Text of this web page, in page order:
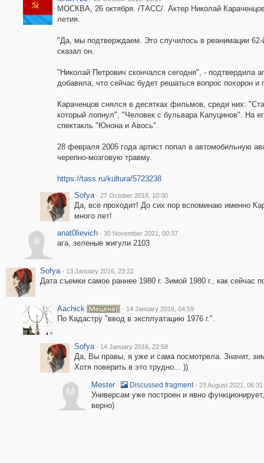
МОСКВА, 26 октября. /ТАСС/. Актер Николай
летия.
"Да, мы подтверждаем. Это случилось в реанимации
сказал он.
"Николай Петрович скончался сегодня", - подтвердила
добавила, что сейчас будет решаться вопрос похорон и
Караченцов снялся в десятках фильмов, среди них:
который лопнул", "Человек с бульвара Капуцинов". На
спектакль "Юнона и Авось".
28 февраля 2005 года артист попал в автомобильную
черепно-мозговую травму.
https://tass.ru/kultura/5723238
Sofya · 27 October 2018, 10:00
Да, все проходит! До сих пор вспоминаю именно
много лет!
a
anat0lievich · 30 November 2021, 00:37
ага, зеленые жигули 2103
Sofya · 13 January 2016, 23:22
Дата съемки самое раннее 1980 г. Зимой 1980 г., как сейчас
Aachick · 14 January 2016, 04:59
По Кадастру "ввод в эксплуатацию 1976 г.".
Sofya · 14 January 2016, 22:58
Да, Вы правы, я уже и сама посмотрела. Значит,
Хотя поверить в это трудно... ))
M
Mester · Discussed fragment · 23 August 2021, 06:31
Универсам уже построен и явно
верно)